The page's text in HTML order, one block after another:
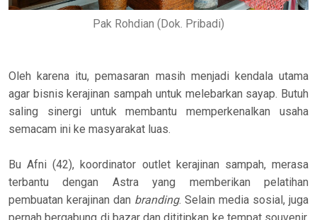
Pak Rohdian (Dok. Pribadi)
Oleh karena itu, pemasaran masih menjadi kendala utama
agar bisnis kerajinan sampah untuk melebarkan sayap. Butuh
saling sinergi untuk membantu memperkenalkan usaha
semacam ini ke masyarakat luas.
Bu Afni (42), koordinator outlet kerajinan sampah, merasa
terbantu dengan Astra yang memberikan pelatihan
pembuatan kerajinan dan branding. Selain media sosial, juga